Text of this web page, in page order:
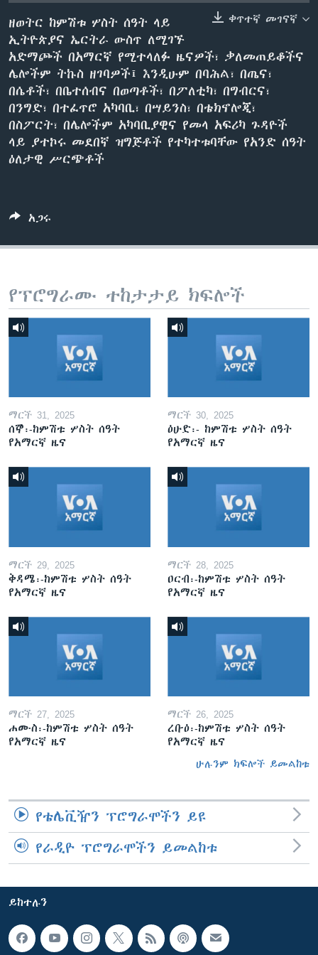
ቋንቋዎች
ቀጥተኛ መገናኛ
ዘወትር ከምሽቱ ሦስት ሰዓት ላይ
ኢትዮጵያና ኤርትራ ውስጥ ለሚገኙ
አድማጮች በአማርኛ የሚተላለፉ ዜናዎች፣ ቃለመጠይቆችና
ሌሎችም ትኩስ ዘገባዎች፤ እንዲሁም በባሕል፣ በጤና፣
በሴቶች፣ በቤተሰብና በወጣቶች፣ በፖለቲካ፣ በግብርና፣
በንግድ፣ በተፈጥሮ አካባቢ፣ በሣይንስ፣ በቴክኖሎጂ፣
በስፖርት፣ በሌሎችም አካባቢያዊና የመላ አፍሪካ ጉዳዮች
ላይ ያተኮሩ መደበኛ ዝግጅቶች የተካተቱባቸው የአንድ ሰዓት
ዕለታዊ ሥርጭቶች
አጋሩ
የፕሮግራሙ ተከታታይ ክፍሎች
ማርች 31, 2025
ሰኞ፡-ከምሽቱ ሦስት ሰዓት
የአማርኛ ዜና
ማርች 30, 2025
ዕሁድ፡- ከምሽቱ ሦስት ሰዓት
የአማርኛ ዜና
ማርች 29, 2025
ቅዳሜ፡-ከምሽቱ ሦስት ሰዓት
የአማርኛ ዜና
ማርች 28, 2025
ዐርብ፡-ከምሽቱ ሦስት ሰዓት
የአማርኛ ዜና
ማርች 27, 2025
ሐሙስ፡-ከምሽቱ ሦስት ሰዓት
የአማርኛ ዜና
ማርች 26, 2025
ረቡዕ፡-ከምሽቱ ሦስት ሰዓት
የአማርኛ ዜና
ሁሉንም ክፍሎች ይመልከቱ
የቴሌቪዥን ፕሮግራሞችን ይዩ
የራዲዮ ፕሮግራሞችን ይመልከቱ
ይከተሉን